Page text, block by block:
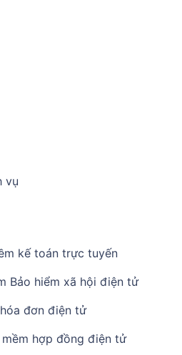
vụ
kế toán trực tuyến
Bảo hiểm xã hội điện tử
đơn điện tử
hợp đồng điện tử